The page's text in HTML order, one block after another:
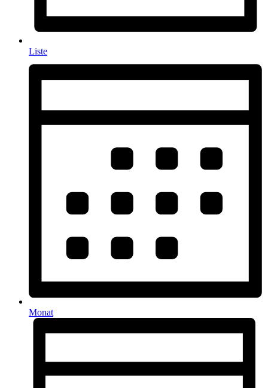
Liste
Monat